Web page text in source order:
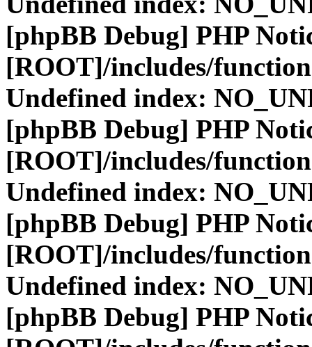
[phpBB Debug] PHP
[ROOT]/includes/
Undefined index:
[phpBB Debug] PHP
[ROOT]/includes/
Undefined index:
[phpBB Debug] PHP
[ROOT]/includes/
Undefined index:
[phpBB Debug] PHP